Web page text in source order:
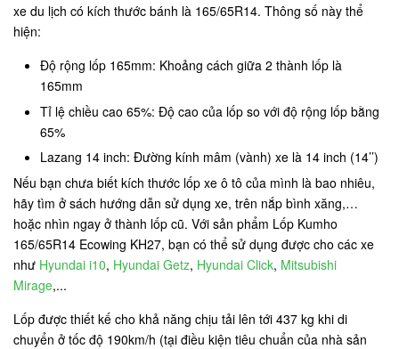
xe du lịch có kích thước bánh là 165/65R14. Thông số này thể
hiện:
Độ rộng lốp 165mm: Khoảng cách giữa 2 thành lốp là
165mm
Tỉ lệ chiều cao 65%: Độ cao của lốp so với độ rộng lốp bằng
65%
Lazang 14 inch: Đường kính mâm (vành) xe là 14 inch (14’’)
Nếu bạn chưa biết kích thước lốp xe ô tô của mình là bao nhiêu,
hãy tìm ở sách hướng dẫn sử dụng xe, trên nắp bình xăng,…
hoặc nhìn ngay ở thành lốp cũ. Với sản phẩm Lốp Kumho
165/65R14 Ecowing KH27, bạn có thể sử dụng được cho các xe
như Hyundai i10, Hyundai Getz, Hyundai Click, Mitsubishi
Mirage,...
Lốp được thiết kế cho khả năng chịu tải lên tới 437 kg khi di
chuyển ở tốc độ 190km/h (tại điều kiện tiêu chuẩn của nhà sản